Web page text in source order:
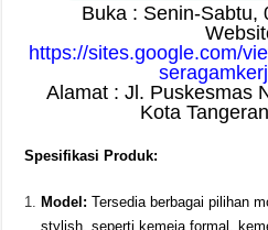
Buka : Senin-Sabtu,
https://sites.google.com/
Alamat : Jl. Puskesmas
Kota
Spesifikasi Produk:
Model: Tersedia berbagai pilihan
stylish, seperti kemeja formal,